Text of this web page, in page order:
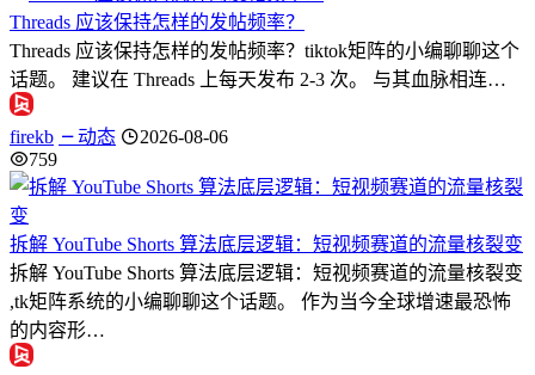
Threads 应该保持怎样的发帖频率？
Threads 应该保持怎样的发帖频率？tiktok矩阵的小编聊聊这个
话题。 建议在 Threads 上每天发布 2-3 次。 与其血脉相连…
firekb 动态
2026-08-06
759
拆解 YouTube Shorts 算法底层逻辑：短视频赛道的流量核裂变
拆解 YouTube Shorts 算法底层逻辑：短视频赛道的流量核裂变
,tk矩阵系统的小编聊聊这个话题。 作为当今全球增速最恐怖
的内容形…